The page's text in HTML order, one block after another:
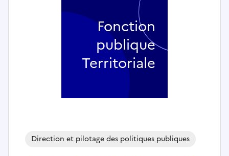
Direction et pilotage des politiques publiques
Fonction
publique
Territoriale